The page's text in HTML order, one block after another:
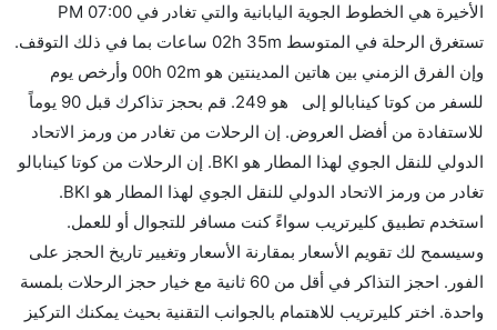
الأخيرة هي الخطوط الجوية اليابانية والتي تغادر في 07:00 PM
تستغرق الرحلة في المتوسط 02h 35m ساعات بما في ذلك التوقف.
وإن الفرق الزمني بين هاتين المدينتين هو 00h 02m وأرخص يوم
للسفر من كوتا كينابالو إلى هو 249. قم بحجز تذاكرك قبل 90 يوماً
للاستفادة من أفضل العروض. إن الرحلات من تغادر من ورمز الاتحاد
الدولي للنقل الجوي لهذا المطار هو BKI. إن الرحلات من كوتا كينابالو
تغادر من ورمز الاتحاد الدولي للنقل الجوي لهذا المطار هو BKI.
استخدم تطبيق كليرتريب سواءً كنت مسافر للتجوال أو للعمل.
وسيسمح لك تقويم الأسعار بمقارنة الأسعار وتغيير تاريخ الحجز على
الفور. احجز التذاكر في أقل من 60 ثانية مع خيار حجز الرحلات بلمسة
واحدة. اختر كليرتريب للاهتمام بالجوانب التقنية بحيث يمكنك التركيز